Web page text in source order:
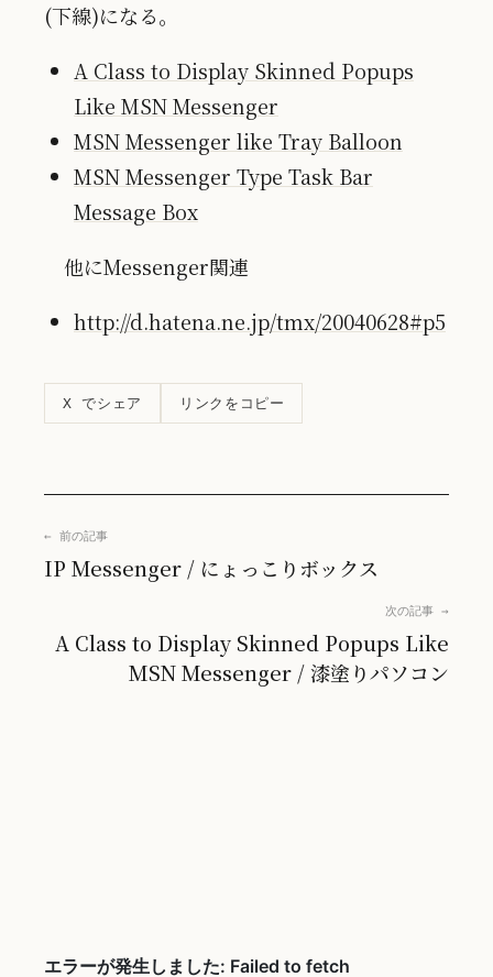
(下線)になる。
A Class to Display Skinned Popups
Like MSN Messenger
MSN Messenger like Tray Balloon
MSN Messenger Type Task Bar
Message Box
他にMessenger関連
http://d.hatena.ne.jp/tmx/20040628#p5
X でシェア リンクをコピー
← 前の記事
IP Messenger / にょっこりボックス
次の記事 →
A Class to Display Skinned Popups Like
MSN Messenger / 漆塗りパソコン